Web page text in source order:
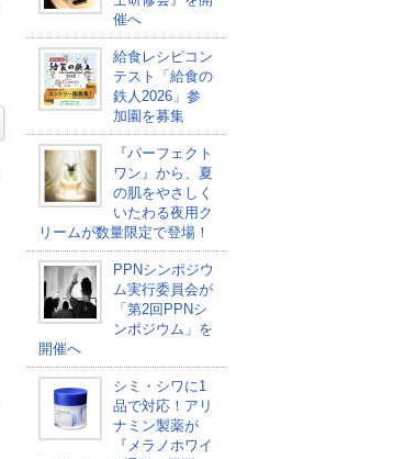
催へ
給食レシピコン
テスト「給食の
鉄人2026」参
加園を募集
『パーフェクト
ワン』から、夏
の肌をやさしく
いたわる夜用ク
リームが数量限定で登場！
PPNシンポジウ
ム実行委員会が
「第2回PPNシ
ンポジウム」を
開催へ
シミ・シワに1
品で対応！アリ
ナミン製薬が
『メラノホワイ